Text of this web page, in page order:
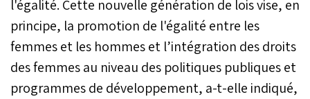
l'égalité. Cette nouvelle génération de lois vise, en
principe, la promotion de l'égalité entre les
femmes et les hommes et l’intégration des droits
des femmes au niveau des politiques publiques et
programmes de développement, a-t-elle indiqué,